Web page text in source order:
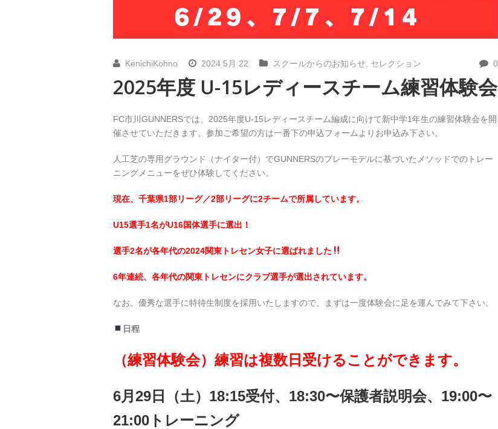
KenichiKohno 2024 5月 22 スクールからのお知らせ セレクション 0
2025年度 U-15レディースチーム練習体験会
FC市川GUNNERSでは、2025年度U-15レディースチーム編成に向けて新中学1年生の練習体験会を開
催させていただきます。参加ご希望の方は一番下の申込フォームよりお申込み下さい。
人工芝の専用グラウンド（ナイター付）でGUNNERSのプレーモデルに基づいたメソッドでのトレー
ニングメニューをぜひ体験してください。
現在、千葉県1部リーグ／2部リーグに2チームで所属しています。
U15選手1名がU16国体選手に選出！
選手2名が各年代の2024関東トレセン女子に選ばれました
6年連続、各年代の関東トレセンにクラブ選手が選出されています。
なお、優秀な選手に特待生制度を採用いたしますので、まずは一度体験会に足を運んでみて下さい。
日程
（練習体験会）練習は複数日受けることができます。
6月29日（土） 18:15受付、18:30〜保護者説明会、 19:00〜
21:00トレーニング